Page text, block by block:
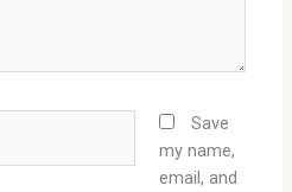
Save
my name,
email, and